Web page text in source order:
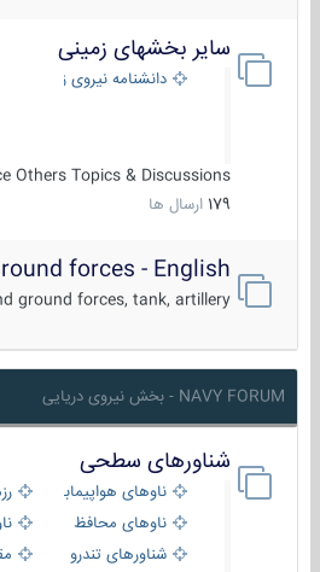
سایر بخشهای زمینی
دانشنامه نیروی زمینی
Others Topics & Discussions
179 ارسال ها
Ground forces - English
ground forces, tank, artillery ...
NAVY FORUM - بخش نیروی دریایی
شناورهای سطحی
ناوهای هواپیمابر و بالگرد بر
ناوهای محافظ
شناورهای تندرو